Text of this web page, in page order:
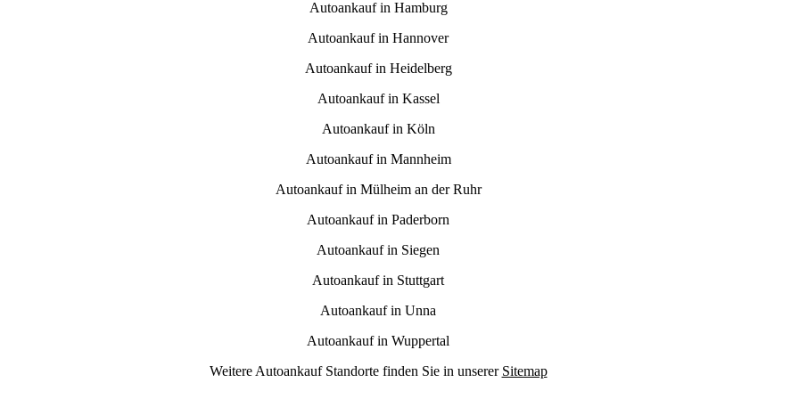
Autoankauf in Hamburg
Autoankauf in Hannover
Autoankauf in Heidelberg
Autoankauf in Kassel
Autoankauf in Köln
Autoankauf in Mannheim
Autoankauf in Mülheim an der Ruhr
Autoankauf in Paderborn
Autoankauf in Siegen
Autoankauf in Stuttgart
Autoankauf in Unna
Autoankauf in Wuppertal
Weitere Autoankauf Standorte finden Sie in unserer Sitemap